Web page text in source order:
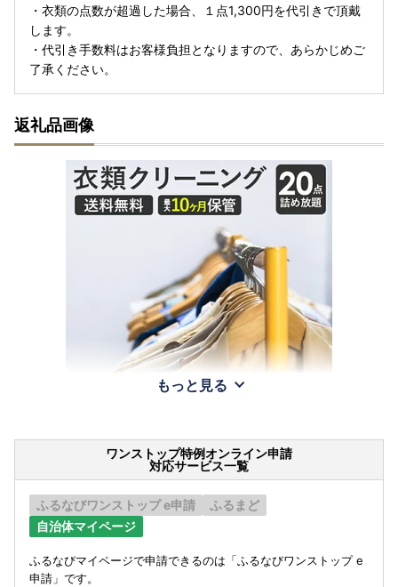
・衣類の点数が超過した場合、１点1,300円を代引きで頂戴
します。
・代引き手数料はお客様負担となりますので、あらかじめご
了承ください。
返礼品画像
もっと見る
ワンストップ特例オンライン申請
対応サービス一覧
ふるなびワンストップ e申請
ふるまど
自治体マイページ
ふるなびマイページで申請できるのは「ふるなびワンストップ e
申請」です。